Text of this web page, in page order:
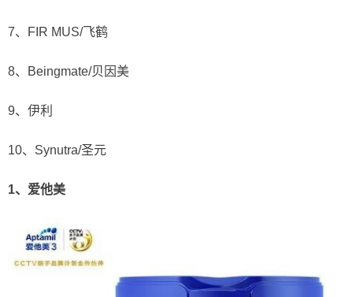
7、FIR MUS/飞鹤
8、Beingmate/贝因美
9、伊利
10、Synutra/圣元
1、爱他美